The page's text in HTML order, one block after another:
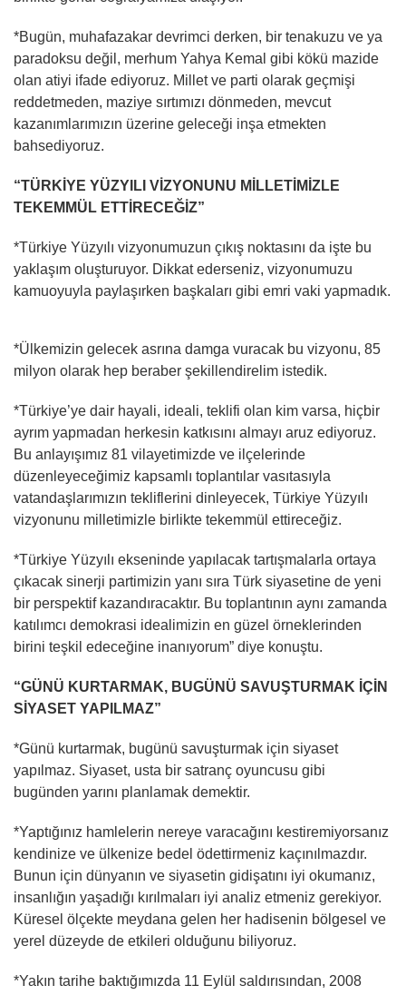
*Bugün, muhafazakar devrimci derken, bir tenakuzu ve ya
paradoksu değil, merhum Yahya Kemal gibi kökü mazide
olan atiyi ifade ediyoruz. Millet ve parti olarak geçmişi
reddetmeden, maziye sırtımızı dönmeden, mevcut
kazanımlarımızın üzerine geleceği inşa etmekten
bahsediyoruz.
“TÜRKİYE YÜZYILI VİZYONUNU MİLLETİMİZLE
TEKEMMÜL ETTİRECEĞİZ”
*Türkiye Yüzyılı vizyonumuzun çıkış noktasını da işte bu
yaklaşım oluşturuyor. Dikkat ederseniz, vizyonumuzu
kamuoyuyla paylaşırken başkaları gibi emri vaki yapmadık.
*Ülkemizin gelecek asrına damga vuracak bu vizyonu, 85
milyon olarak hep beraber şekillendirelim istedik.
*Türkiye’ye dair hayali, ideali, teklifi olan kim varsa, hiçbir
ayrım yapmadan herkesin katkısını almayı aruz ediyoruz.
Bu anlayışımız 81 vilayetimizde ve ilçelerinde
düzenleyeceğimiz kapsamlı toplantılar vasıtasıyla
vatandaşlarımızın tekliflerini dinleyecek, Türkiye Yüzyılı
vizyonunu milletimizle birlikte tekemmül ettireceğiz.
*Türkiye Yüzyılı ekseninde yapılacak tartışmalarla ortaya
çıkacak sinerji partimizin yanı sıra Türk siyasetine de yeni
bir perspektif kazandıracaktır. Bu toplantının aynı zamanda
katılımcı demokrasi idealimizin en güzel örneklerinden
birini teşkil edeceğine inanıyorum” diye konuştu.
“GÜNÜ KURTARMAK, BUGÜNÜ SAVUŞTURMAK İÇİN
SİYASET YAPILMAZ”
*Günü kurtarmak, bugünü savuşturmak için siyaset
yapılmaz. Siyaset, usta bir satranç oyuncusu gibi
bugünden yarını planlamak demektir.
*Yaptığınız hamlelerin nereye varacağını kestiremiyorsanız
kendinize ve ülkenize bedel ödettirmeniz kaçınılmazdır.
Bunun için dünyanın ve siyasetin gidişatını iyi okumanız,
insanlığın yaşadığı kırılmaları iyi analiz etmeniz gerekiyor.
Küresel ölçekte meydana gelen her hadisenin bölgesel ve
yerel düzeyde de etkileri olduğunu biliyoruz.
*Yakın tarihe baktığımızda 11 Eylül saldırısından, 2008